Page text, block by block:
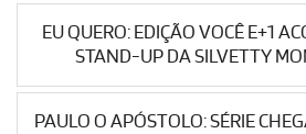
EU QUERO: EDIÇÃO VOCÊ E+1
STAND-UP DA SILVETTY
PAULO O APÓSTOLO: SÉRIE